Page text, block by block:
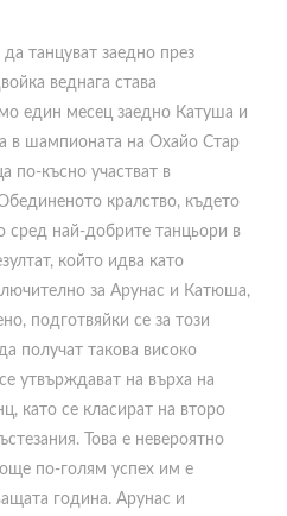
танцуват заедно през
веднага става
един месец заедно Катуша и
в шампионата на Охайо Стар
по-късно участват в
кралство, където
сред най-добрите танцьори в
който идва като
за Арунас и Катюша,
подготвяйки се за този
получат такова високо
утвърждават на върха на
като се класират на второ
Това е невероятно
още по-голям успех им е
година. Арунас и